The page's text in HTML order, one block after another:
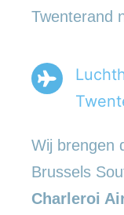
Twenterand
Wij brengen
Brussels
Charleroi